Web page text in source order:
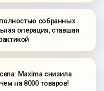
полностью собранных
операция, ставшая
Maxima снизила
на 8000 товаров!